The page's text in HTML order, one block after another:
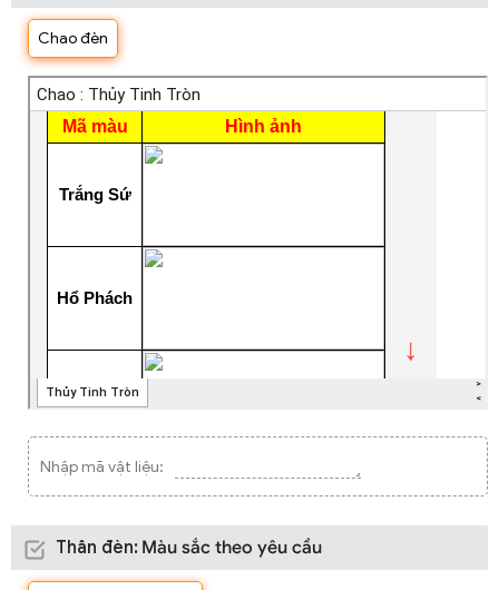
Chao đèn
Nhập mã vật liệu:
Thân đèn: Màu sắc theo yêu cầu